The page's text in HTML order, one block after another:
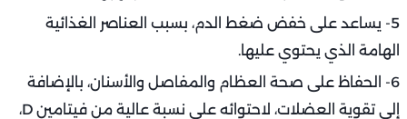
5- يساعد على خفض ضغط الدم، بسبب العناصر الغذائية
الهامة الذي يحتوي عليها.
6- الحفاظ على صحة العظام والمفاصل والأسنان، بالإضافة
إلى تقوية العضلات، لاحتوائه على نسبة عالية من فيتامين D،